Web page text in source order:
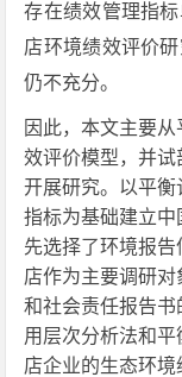
存在绩效管理指
店环境绩效评价
仍不充分。
因此，本文主要
效评价模型，并
开展研究。以平
指标为基础建立
先选择了环境报
店作为主要调研
和社会责任报告书
用层次分析法和
店企业的生态环